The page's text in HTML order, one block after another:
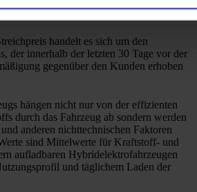
handelt es sich um den
der innerhalb der letzten 30 Tage vor der
gegenüber den Kunden erhoben
hängen nicht nur von der effizienten
durch das Fahrzeug ab sondern werden
anderen nichttechnischen Faktoren
sind Mittelwerte für Kraftstoff- und
aufladbaren Hybridelektrofahrzeugen
und täglichem Laden der